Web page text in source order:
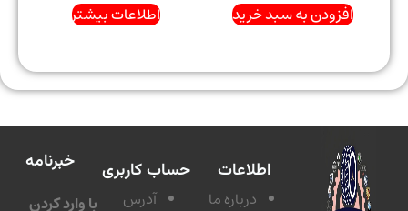
افزودن به سبد خرید اطلاعات بیشتر
اطلاعات
درباره ما
حساب کاربری
آدرس
خبرنامه
با وارد کردن